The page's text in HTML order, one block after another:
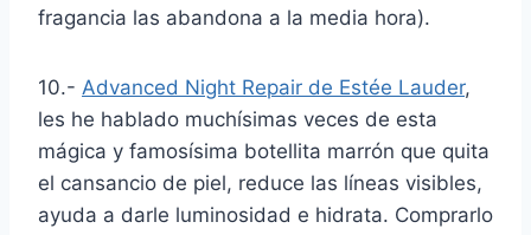
fragancia las abandona a la media hora).
10.- Advanced Night Repair de Estée Lauder,
les he hablado muchísimas veces de esta
mágica y famosísima botellita marrón que quita
el cansancio de piel, reduce las líneas visibles,
ayuda a darle luminosidad e hidrata. Comprarlo